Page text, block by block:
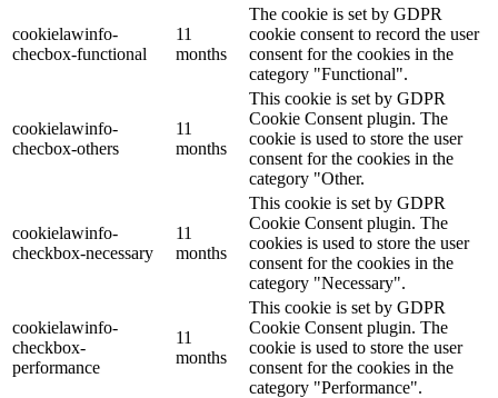
cookielawinfo-
checbox-functional
11
months
The cookie is set by GDPR
cookie consent to record the user
consent for the cookies in the
category "Functional".
cookielawinfo-
checbox-others
11
months
This cookie is set by GDPR
Cookie Consent plugin. The
cookie is used to store the user
consent for the cookies in the
category "Other.
cookielawinfo-
checkbox-necessary
11
months
This cookie is set by GDPR
Cookie Consent plugin. The
cookies is used to store the user
consent for the cookies in the
category "Necessary".
cookielawinfo-
checkbox-
performance
11
months
This cookie is set by GDPR
Cookie Consent plugin. The
cookie is used to store the user
consent for the cookies in the
category "Performance".